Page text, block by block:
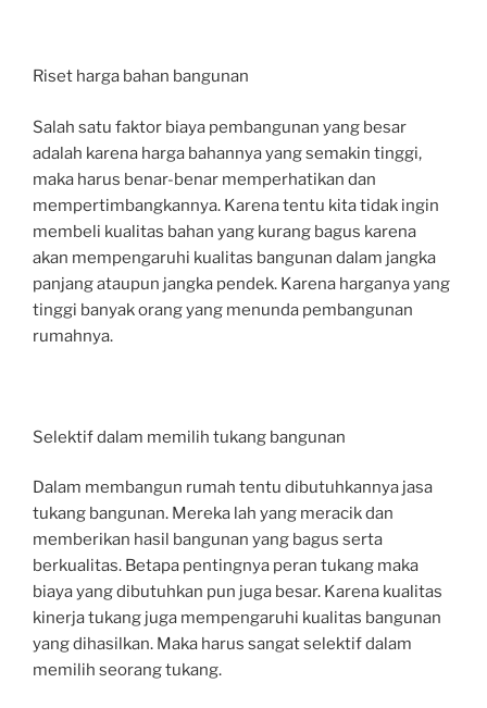
Riset harga bahan bangunan
Salah satu faktor biaya pembangunan yang besar
adalah karena harga bahannya yang semakin tinggi,
maka harus benar-benar memperhatikan dan
mempertimbangkannya. Karena tentu kita tidak ingin
membeli kualitas bahan yang kurang bagus karena
akan mempengaruhi kualitas bangunan dalam jangka
panjang ataupun jangka pendek. Karena harganya yang
tinggi banyak orang yang menunda pembangunan
rumahnya.
Selektif dalam memilih tukang bangunan
Dalam membangun rumah tentu dibutuhkannya jasa
tukang bangunan. Mereka lah yang meracik dan
memberikan hasil bangunan yang bagus serta
berkualitas. Betapa pentingnya peran tukang maka
biaya yang dibutuhkan pun juga besar. Karena kualitas
kinerja tukang juga mempengaruhi kualitas bangunan
yang dihasilkan. Maka harus sangat selektif dalam
memilih seorang tukang.